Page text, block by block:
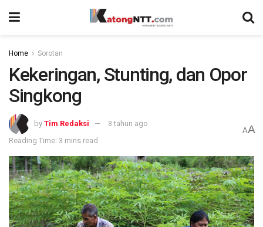
Home Sorotan
Kekeringan, Stunting, dan Opor
Singkong
by Tim Redaksi
3 tahun ago
Reading Time: 3 mins read
AA